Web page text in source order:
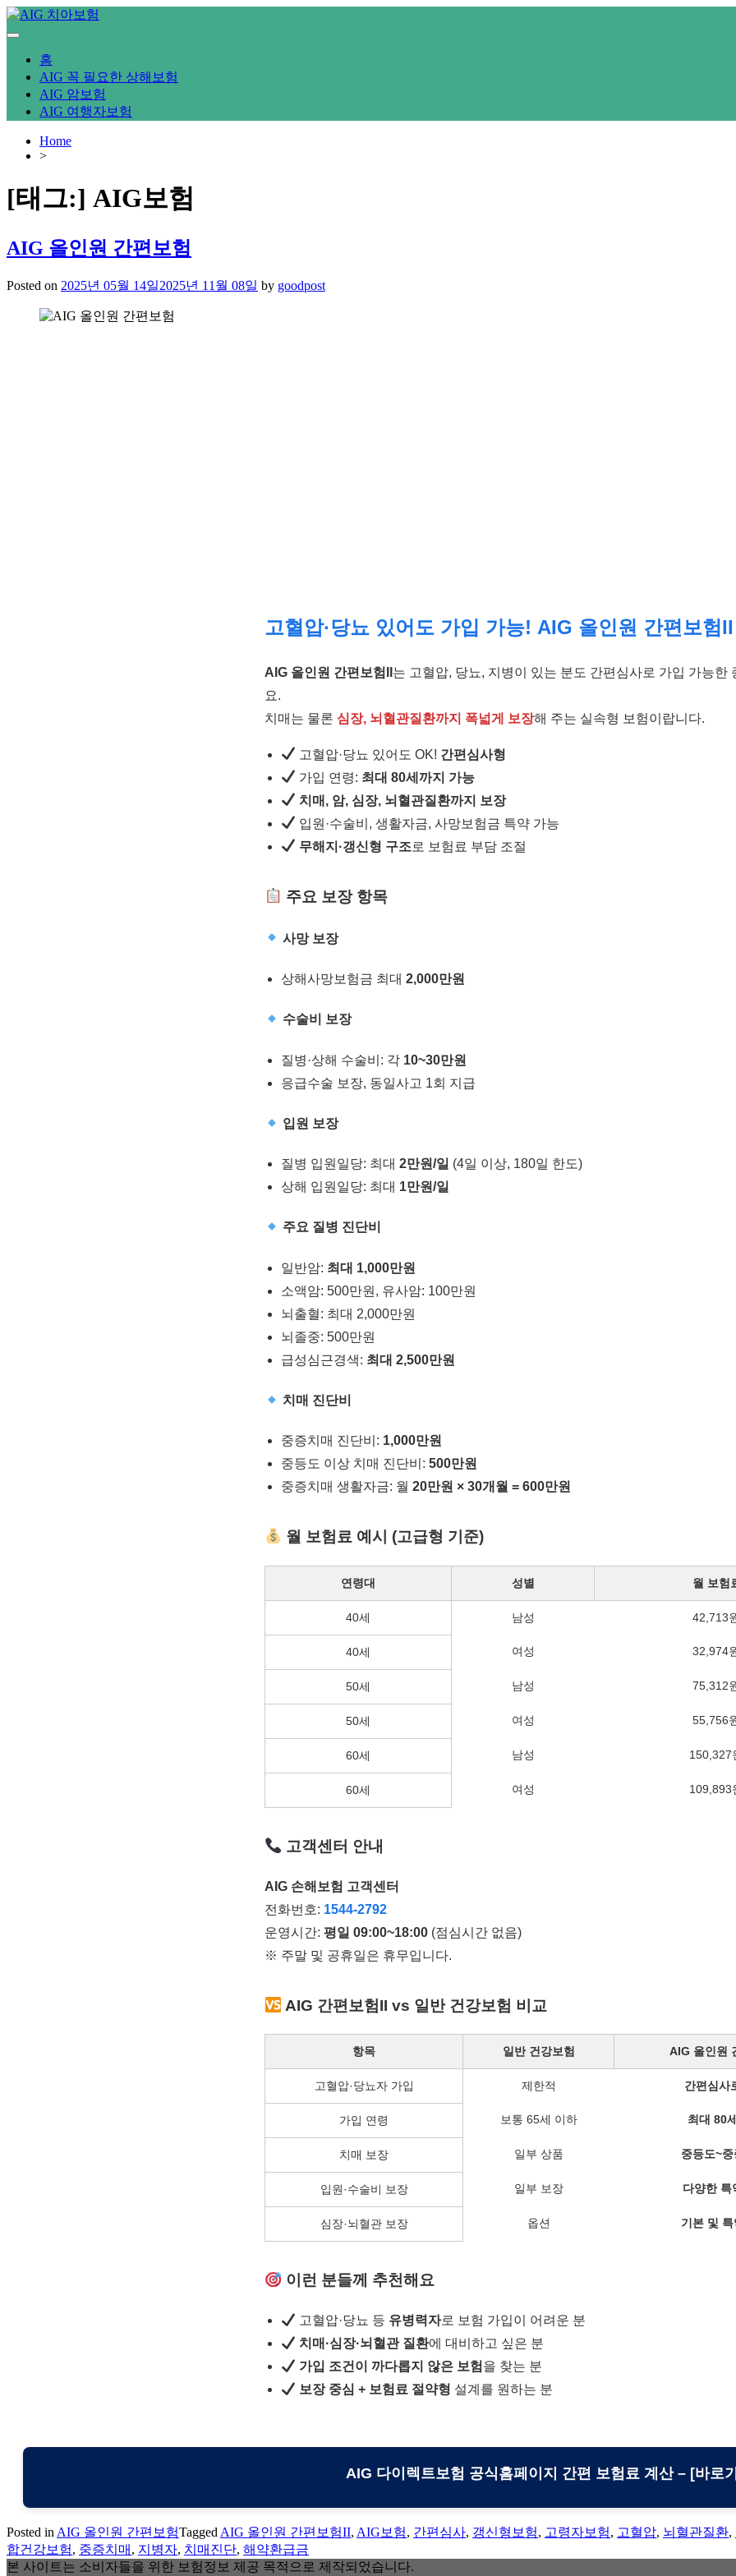
Skip
content
홈
AIG 꼭 필요한 상해보험
AIG 암보험
AIG 여행자보험
Home
>
[태그:] AIG보험
AIG 올인원 간편보험
Posted on 2025년 05월 14일2025년 11월 08일 by goodpost
고혈압·당뇨 있어도 가입 가능! AIG 올인원 간편보험II
AIG 올인원 간편보험II 는 고혈압, 당뇨, 지병이 있는 분도 간편심사로 가입 가능한
요.
치매는 물론 심장, 뇌혈관질환까지 폭넓게 보장해 주는 실속형 보험이랍니다.
고혈압·당뇨 있어도 OK! 간편심사형
가입 연령: 최대 80세까지 가능
치매, 암, 심장, 뇌혈관질환까지 보장
입원·수술비, 생활자금, 사망보험금 특약 가능
무해지·갱신형 구조 로 보험료 부담 조절
주요 보장 항목
사망 보장
상해사망보험금 최대 2,000만원
수술비 보장
질병·상해 수술비: 각 10~30만원
응급수술 보장, 동일사고 1회 지급
입원 보장
질병 입원일당: 최대 2만원/일 (4일 이상, 180일 한도)
상해 입원일당: 최대 1만원/일
주요 질병 진단비
일반암: 최대 1,000만원
소액암: 500만원, 유사암: 100만원
뇌출혈: 최대 2,000만원
뇌졸중: 500만원
급성심근경색: 최대 2,500만원
치매 진단비
중증치매 진단비: 1,000만원
중등도 이상 치매 진단비: 500만원
중증치매 생활자금: 월 20만원 × 30개월 = 600만원
월 보험료 예시 (고급형 기준)
연령대 성별 월 보험
40세 남성 42,713
40세 여성 32,974
50세 남성 75,312
50세 여성 55,756
60세 남성 150,327
60세 여성 109,893
고객센터 안내
AIG 손해보험 고객센터
전화번호: 1544-2792
운영시간: 평일 09:00~18:00 (점심시간 없음)
※ 주말 및 공휴일은 휴무입니다.
AIG 간편보험II vs 일반 건강보험 비교
항목 일반 건강보험 AIG 올인원
고혈압·당뇨자 가입 제한적 간편심사
가입 연령 보통 65세 이하 최대 80
치매 보장 일부 상품 중등도~
입원·수술비 보장 일부 보장 다양한 특
심장·뇌혈관 보장 옵션 기본 및
이런 분들께 추천해요
고혈압·당뇨 등 유병력자로 보험 가입이 어려운 분
치매·심장·뇌혈관 질환에 대비하고 싶은 분
가입 조건이 까다롭지 않은 보험 을 찾는 분
보장 중심 + 보험료 절약형 설계를 원하는 분
AIG 다이렉트보험 공식홈페이지 간편 보험료 계산 – [바로
Posted in AIG 올인원 간편보험Tagged AIG 올인원 간편보험II, AIG보험, 간편심사, 갱신형보험, 고령자보험, 고혈압, 뇌혈관질환,
합건강보험, 중증치매 , 지병자, 치매진단, 해약환급금
본 사이트는 소비자들을 위한 보험정보 제공 목적으로 제작되었습니다.